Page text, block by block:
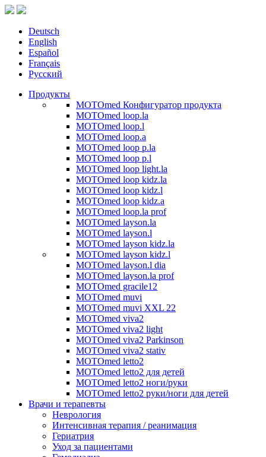
Deutsch
English
Español
Français
Русский
Продукты
MOTOmed Конфигуратор продукта
MOTOmed loop.la
MOTOmed loop.l
MOTOmed loop.a
MOTOmed loop p.la
MOTOmed loop p.l
MOTOmed loop light.la
MOTOmed loop kidz.la
MOTOmed loop kidz.l
MOTOmed loop kidz.a
MOTOmed loop.la prof
MOTOmed layson.la
MOTOmed layson.l
MOTOmed layson kidz.la
MOTOmed layson kidz.l
MOTOmed layson.l dia
MOTOmed layson.la prof
MOTOmed gracile12
MOTOmed muvi
MOTOmed muvi XXL 22
MOTOmed viva2
MOTOmed viva2 light
MOTOmed viva2 Parkinson
MOTOmed viva2 stativ
MOTOmed letto2
MOTOmed letto2 для детей
MOTOmed letto2 ноги/руки
MOTOmed letto2 руки/ноги для детей
Врачи и терапевты
Неврология
Интенсивная терапия / реанимация
Гериатрия
Уход за пациентами